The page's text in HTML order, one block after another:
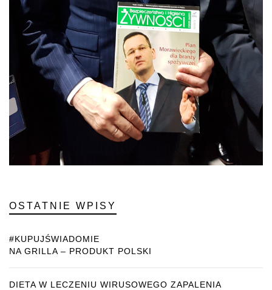
OSTATNIE WPISY
#KUPUJŚWIADOMIE
NA GRILLA – PRODUKT POLSKI
DIETA W LECZENIU WIRUSOWEGO ZAPALENIA